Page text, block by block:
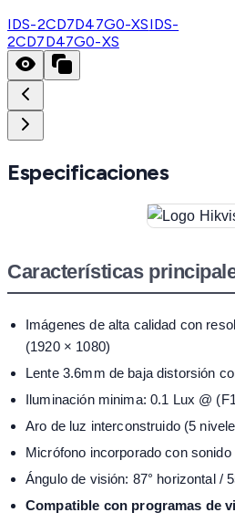
IDS-2CD7D47G0-XSIDS-
2CD7D47G0-XS
Especificaciones
Características
Imágenes de alta calidad con
(1920 × 1080)
Lente 3.6mm de baja distorsión
Iluminación minima: 0.1 Lux @
Aro de luz interconstruido (5
Micrófono incorporado con sonido
Ángulo de visión: 87° horizontal /
Compatible con programas de